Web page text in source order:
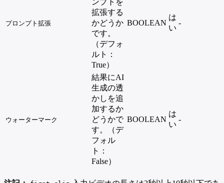
プロンプト拡張
ンプトを
拡張する
かどうか
です。
（デフォ
ルト：
True）
BOOLEAN
は
い
-
ウォーターマーク
結果にAI
生成の透
かしを追
加するか
どうかで
す。（デ
フォル
ト：
False）
BOOLEAN
は
い
-